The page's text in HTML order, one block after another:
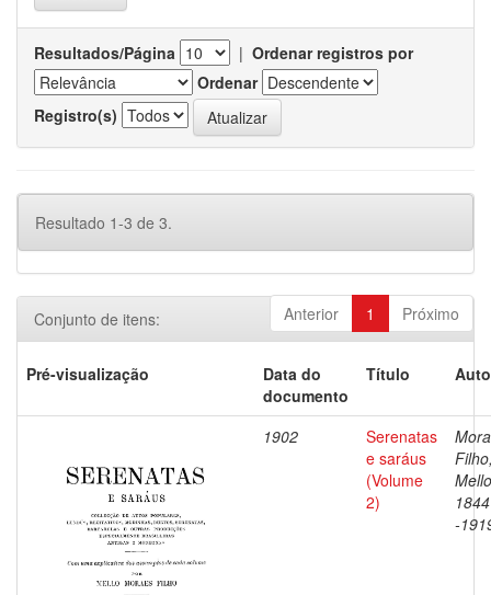
Resultados/Página | Ordenar registros por
Ordenar
Registro(s)
Resultado 1-3 de 3.
Anterior 1 Próximo
Conjunto de itens:
Pré-visualização
Data do
documento
Título
1902
Serenatas
e saráus
(Volume
2)
-